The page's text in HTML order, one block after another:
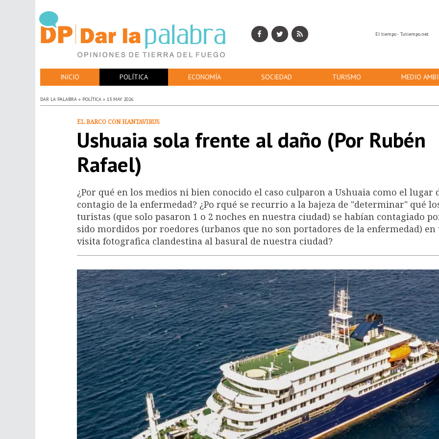
El tiempo - Tutiempo.net
INICIO POLÍTICA ECONOMÍA SOCIEDAD TURISMO MEDIO
DAR LA PALABRA » POLÍTICA » 13 MAY 2026
EL BARCO CON HANTAVIRUS
Ushuaia sola frente al daño (Por Rubén
Rafael)
¿Por qué en los medios ni bien conocido el caso culparon a Ushuaia como el lugar
contagio de la enfermedad? ¿Po rqué se recurrio a la bajeza de "determinar" qué
turistas (que solo pasaron 1 o 2 noches en nuestra ciudad) se habían contagiado
sido mordidos por roedores (urbanos que no son portadores de la enfermedad) en
visita fotografica clandestina al basural de nuestra ciudad?
JUSTICIA ADICTA 1